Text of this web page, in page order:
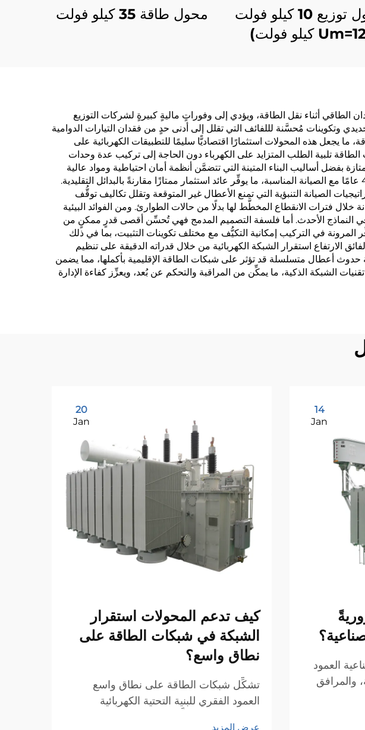
محول توزيع 10 كيلو فولت
محول طاقة 35 كيلو فولت
في المئة، مما يقلل بشكلٍ كبيرٍ من الفقدان الطاقي أثناء نقل الطاقة، ويؤدي إلى وفوراتٍ ماليةٍ كبيرةٍ لشركات التوزيع
وتكوينات مُحسَّنة لللفائف التي تقلل إلى أدنى حدٍ من فقدان التيارات الدوامية
هذه المحولات استثمارًا اقتصاديًّا سليمًا للتطبيقات الكهربائية على
تلبية الطلب المتزايد على الكهرباء دون الحاجة إلى تركيب عدة وحدات
بفضل أساليب البناء المتينة التي تتضمَّن أنظمة أمان احتياطية ومواد عالية
الجودة مصمَّمة لتحمل الظروف البيئية القاسية. كما أن مدة التشغيل التشغيلية الممتدة تتجاوز غالبًا 40 عامًا مع الصيانة المناسبة، ما يوفِّر عائد استثمار ممتازًا مقارنةً بالبدائل التقليدية.
الصيانة التنبؤية التي تمنع الأعطال غير المتوقعة وتقلل تكاليف توقُّف
فترات الانقطاع المخطَّط لها بدلًا من حالات الطوارئ. ومن الفوائد البيئية
النماذج الأحدث. أما فلسفة التصميم المدمج فهي تُحسِّن أقصى قدرٍ ممكنٍ من
المرونة في التركيب إمكانية التكيُّف مع مختلف تكوينات التثبيت، بما في ذلك
الارتفاع استقرار الشبكة الكهربائية من خلال قدراته الدقيقة على تنظيم
حدوث أعطال متسلسلة قد تؤثر على شبكات الطاقة الإقليمية بأكملها، مما يضمن
الشبكة الذكية، ما يمكِّن من المراقبة والتحكم عن بُعد، ويعزِّز كفاءة الإدارة
14
Jan
العمود
والمرافق
أساسيٌّ
20
Jan
كيف تدعم المحولات استقرار
الشبكة في شبكات الطاقة على
نطاق واسع؟
تشكِّل شبكات الطاقة على نطاق واسع
العمود الفقري للبنية التحتية الكهربائية
عرض المزيد